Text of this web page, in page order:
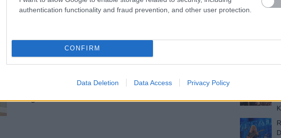
authentication functionality and fraud prevention, and other user protection.
CONFIRM
Data Deletion Data Access Privacy Policy
videóanalitikával foglalkozó cég összegyűjtötte a különböző
inkább érdekes, hogy Gagának csupán három klipjét
monitorozták. A Just Dance 273 milliót, a Bad Romance 360
milliót, a Poker Face 375 milliót ért el eddig, ráadásul a
van kint csupán két hete. A 24 éves énekesnő ezzel
poptörténelmet írt, ugyanis egy zenekar/előadó sem érte még
el eddig ezt a számot.